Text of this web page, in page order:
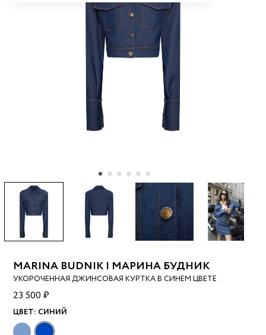
MARINA BUDNIK | МАРИНА БУДНИК
УКОРОЧЕННАЯ ДЖИНСОВАЯ КУРТКА В СИНЕМ ЦВЕТЕ
23 500 ₽
ЦВЕТ: СИНИЙ